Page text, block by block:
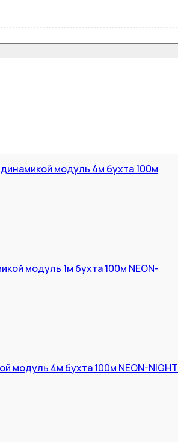
модуль 4м бухта 100м
модуль 1м бухта 100м NEON-
модуль 4м бухта 100м NEON-NIGHT